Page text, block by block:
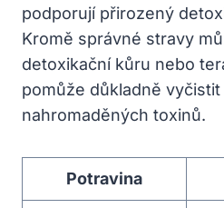
podporují přirozený
Kromě správné stravy
detoxikační kůru nebo
pomůže důkladně
nahromaděných toxinů.
Potravina